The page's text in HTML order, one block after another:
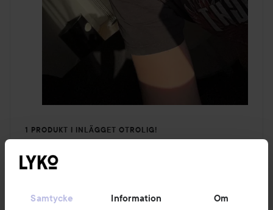
Samtycke Information Om
1 PRODUKT I INLÄGGET OTROLIG!